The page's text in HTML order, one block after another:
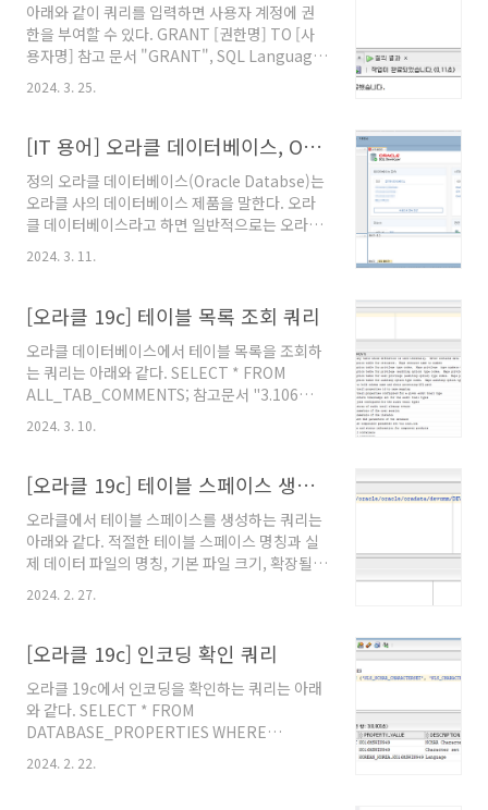
레디스 설치아래의 명령어를 입력하여 다운로드
한 레디스 파일을 압축해제 한다.tar zxvf redis-
7.2.5.tar.gz아래의 명령어를 입력하여 레디스
가 설치가능한지 확인한다.cd redis-
아래와 같이 쿼리를 입력하면 사용자 계정에 권
한을 부여할 수 있다. GRANT [권한명] TO [사
용자명] 참고 문서 "GRANT", SQL Language
Reference, Oracle Database 19c. @원문보
기
2024. 3. 25.
[IT 용어] 오라클 데이터베이스, Oracle Database
정의 오라클 데이터베이스(Oracle Databse)는
오라클 사의 데이터베이스 제품을 말한다. 오라
클 데이터베이스라고 하면 일반적으로는 오라클
의 관계형 데이터베이스(Relational
Database, RDBMS)를 지칭한다. 현재 오라클
Memory) 데이터베이스 기능과 NoSQL 기능을
포함한다. 관련문서 "데이터베이스", 오라클. @
원문보기 "관계형 데이터베이스(RDBMS)란?",
오라클 데이터베이스. @원문보기 "Database
23c", 오라클 데이터베이스. @원문보기
2024. 3. 11.
[오라클 19c] 테이블 목록 조회 쿼리
오라클 데이터베이스에서 테이블 목록을 조회하
는 쿼리는 아래와 같다. SELECT * FROM
ALL_TAB_COMMENTS; 참고문서 "3.106
스 19. @원문보기
2024. 3. 10.
[오라클 19c] 테이블 스페이스 생성 쿼리
오라클에서 테이블 스페이스를 생성하는 쿼리는
아래와 같다. 적절한 테이블 스페이스 명칭과 실
제 데이터 파일의 명칭, 기본 파일 크기, 확장될
TABLESPACE [테이블스페이스명] DATAFILE
AUTOEXTEND ON NEXT 100M;
2024. 2. 27.
[오라클 19c] 인코딩 확인 쿼리
오라클 19c에서 인코딩을 확인하는 쿼리는 아래
와 같다. SELECT * FROM
DATABASE_PROPERTIES WHERE
PROPERTY_NAME IN
('NLS_NCHAR_CHARACTERSET',
2024. 2. 22.